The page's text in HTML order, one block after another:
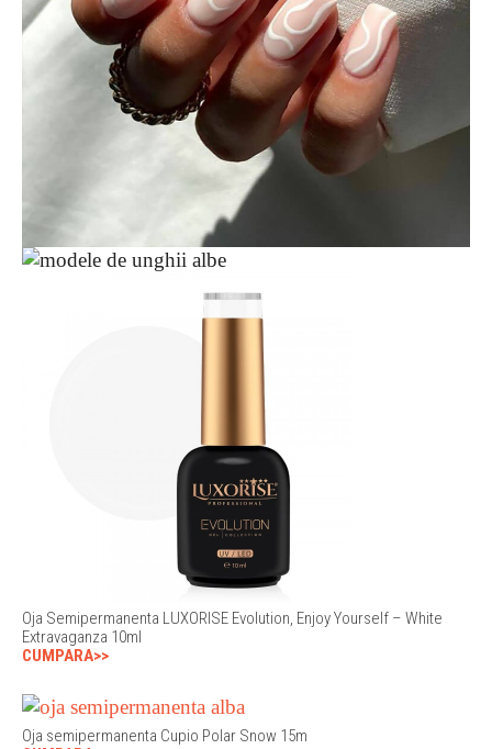
Oja Semipermanenta LUXORISE Evolution, Enjoy Yourself – White
Extravaganza 10ml
CUMPARA>>
Oja semipermanenta Cupio Polar Snow 15m